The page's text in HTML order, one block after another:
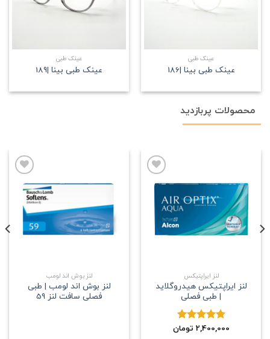
عینک طبی
عینک طبی بینا |186
عینک طبی
عینک طبی بینا |189
محصولات پربازدید
مندی
لنز ایراپتیکس
لنز ایراپتیکس هیدروگلاید
| طبی فصلی
نمره5.002,400,000 تومان
علاقه
مندی
لنز بوش اند لومب
لنز بوش اند لومب | طبی
فصلی سافت لنز 59